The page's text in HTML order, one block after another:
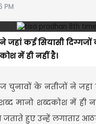
PM
कई सियासी दिग्गजों
में ही नहीं है।
चुनावों के नतीजों ने जहां
मानो शब्दकोश में ही
हुए उन्हें लगातार